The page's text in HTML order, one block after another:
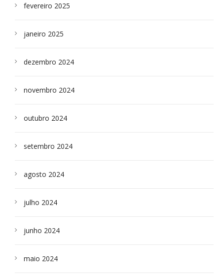
fevereiro 2025
janeiro 2025
dezembro 2024
novembro 2024
outubro 2024
setembro 2024
agosto 2024
julho 2024
junho 2024
maio 2024